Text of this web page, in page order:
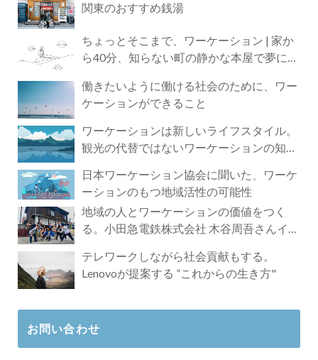
関東のおすすめ銭湯
ちょっとそこまで、ワーケーション | 家か
ら40分、知らない町の静かな本屋で夢に近
働きたいように働ける社会のために、ワー
ケーションができること
ワーケーションは新しいライフスタイル。
観光の代替ではないワーケーションの知ら
日本ワーケーション協会に聞いた、ワーケ
ーションのもつ地域活性の可能性
地域の人とワーケーションの価値をつく
る。小田急電鉄株式会社 木谷周吾さんイン
テレワークしながら社会貢献もする。
Lenovoが提案する ”これからの生き方"
お問い合わせ